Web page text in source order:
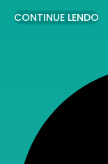
CONTINUE LENDO